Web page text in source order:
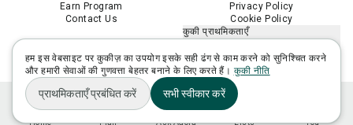
Home Plan Ask Adora Lists You
Earn Program
Contact Us
Privacy Policy
Cookie Policy
कुकी प्राथमिकताएँ
मेरी संवेदनशील निजी जानकारी का उपयोग
सीमित करें
हम इस वेबसाइट पर कुकीज़ का उपयोग इसके सही ढंग से काम करने को सुनिश्चित करने
और हमारी सेवाओं की गुणवत्ता बेहतर बनाने के लिए करते हैं। कुकी नीति
प्राथमिकताएँ प्रबंधित करें सभी स्वीकार करें